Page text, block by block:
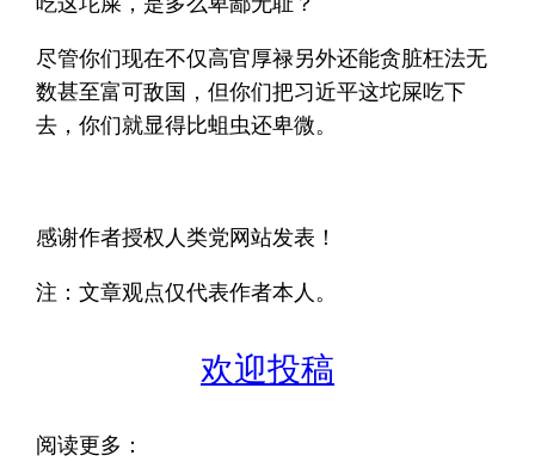
尽管你们现在不仅高官厚禄另外还能贪脏枉法无
数甚至富可敌国，但你们把习近平这坨屎吃下
去，你们就显得比蛆虫还卑微。
感谢作者授权人类党网站发表！
注：文章观点仅代表作者本人。
欢迎投稿
阅读更多：